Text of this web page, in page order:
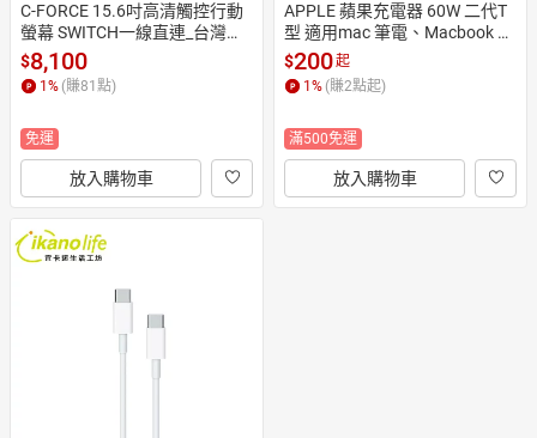
C-FORCE 15.6吋高清觸控行動
螢幕 SWITCH一線直連_台灣公
司貨_CFSWITCH011T_一年保
固
$8,100
1% (賺81點)
免運
放入購物車
APPLE 蘋果充電器 60W 二代T
型 適用mac 筆電、Macbook Pr
o 13吋  Magsafe 2
$200起
1% (賺2點起)
滿500免運
放入購物車